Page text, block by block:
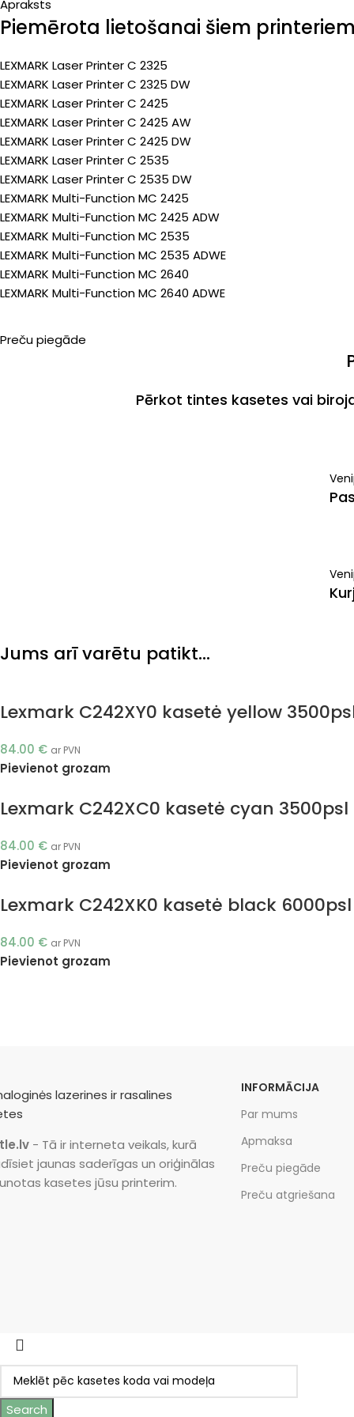
Apraksts
Piemērota lietošanai šiem printeriem
LEXMARK Laser Printer C 2325
LEXMARK Laser Printer C 2325 DW
LEXMARK Laser Printer C 2425
LEXMARK Laser Printer C 2425 AW
LEXMARK Laser Printer C 2425 DW
LEXMARK Laser Printer C 2535
LEXMARK Laser Printer C 2535 DW
LEXMARK Multi-Function MC 2425
LEXMARK Multi-Function MC 2425 ADW
LEXMARK Multi-Function MC 2535
LEXMARK Multi-Function MC 2535 ADWE
LEXMARK Multi-Function MC 2640
LEXMARK Multi-Function MC 2640 ADWE
Preču piegāde
Pērkot tintes kasetes vai
Jums arī varētu patikt…
Lexmark C242XY0 kasetė yellow
84.00 € ar PVN
Pievienot grozam
Lexmark C242XC0 kasetė cyan
84.00 € ar PVN
Pievienot grozam
Lexmark C242XK0 kasetė black
84.00 € ar PVN
Pievienot grozam
- Tā ir interneta veikals, kurā
jaunas saderīgas un oriģinālas
kasetes jūsu printerim.
INFORMĀCIJA
Par mums
Apmaksa
Preču piegāde
Preču atgriešana
Search